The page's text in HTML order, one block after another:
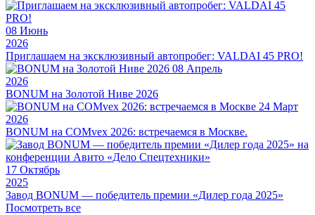
08 Июнь
2026
Приглашаем на эксклюзивный автопробег: VALDAI 45 PRO!
08 Апрель
2026
BONUM на Золотой Ниве 2026
24 Март
2026
BONUM на COMvex 2026: встречаемся в Москве.
17 Октябрь
2025
Завод BONUM — победитель премии «Дилер года 2025»
Посмотреть все